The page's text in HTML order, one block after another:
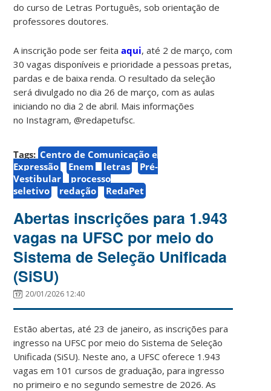
do curso de Letras Português, sob orientação de
professores doutores.
A inscrição pode ser feitaaqui, até 2 de março, com
30 vagas disponíveis e prioridade a pessoas pretas,
pardas e de baixa renda. O resultado da seleção
será divulgado no dia 26 de março, com as aulas
iniciando no dia 2 de abril. Mais informações
no Instagram, @redapetufsc.
Tags: Centro de Comunicação e
Expressão
Enem letras
Pré-
Vestibular
processo
seletivo
redação RedaPet
Abertas inscrições para 1.943
vagas na UFSC por meio do
Sistema de Seleção Unificada
(SiSU)
20/01/2026 12:40
Estão abertas, até 23 de janeiro, as inscrições para
ingresso na UFSC por meio do Sistema de Seleção
Unificada (SiSU). Neste ano, a UFSC oferece 1.943
vagas em 101 cursos de graduação, para ingresso
no primeiro e no segundo semestre de 2026. As